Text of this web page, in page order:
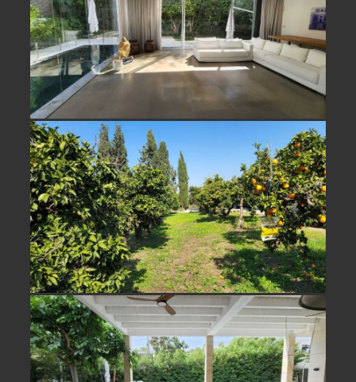
למכירה משק עזר מול נוף פתוח בבני
ציון
למכירה בית מהמם בסביבת חוף בית
ינאי